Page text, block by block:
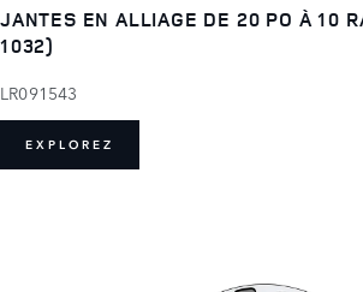
JANTES EN ALLIAGE DE 20 PO À 10
1032)
LR091543
EXPLOREZ